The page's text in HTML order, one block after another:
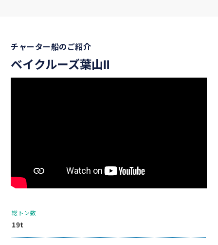
チャーター船のご紹介
ベイクルーズ葉山Ⅱ
総トン数
19t